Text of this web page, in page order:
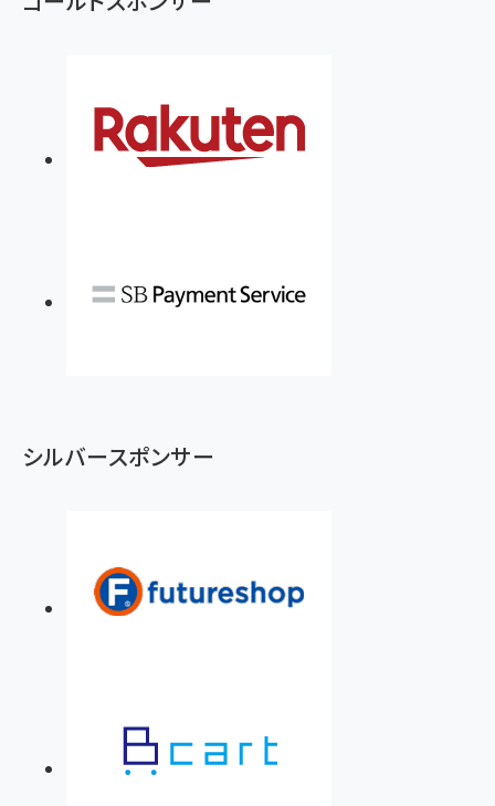
シルバースポンサー